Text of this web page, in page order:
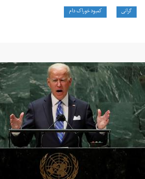
گرانی کمبود خوراک دام